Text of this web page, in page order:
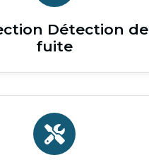
Détection de
fuite